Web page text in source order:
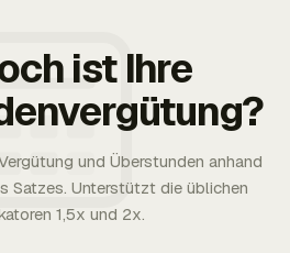
ist Ihre
und Überstunden anhand
Satzes. Unterstützt die üblichen
1,5x und 2x.